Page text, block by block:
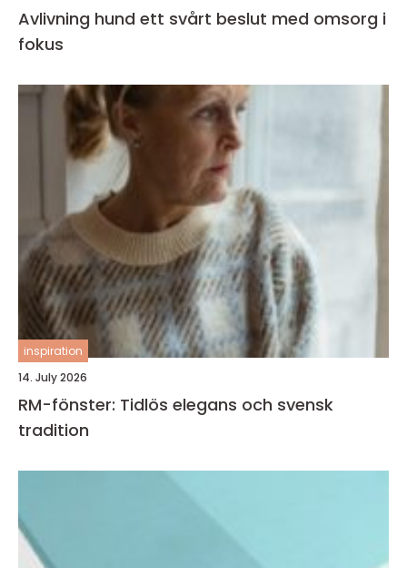
Avlivning hund ett svårt beslut med omsorg i
fokus
inspiration
14. July 2026
RM-fönster: Tidlös elegans och svensk
tradition